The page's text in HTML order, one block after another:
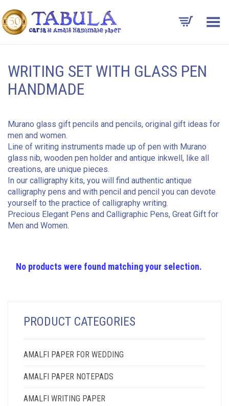
Toggle Menu
WRITING SET WITH GLASS PEN
HANDMADE
Murano glass gift pencils and pencils, original gift ideas for
men and women.
Line of writing instruments made up of pen with Murano
glass nib, wooden pen holder and antique inkwell, like all
creations, are unique pieces.
In our calligraphy kits, you will find authentic antique
calligraphy pens and with pencil and pencil you can devote
yourself to the practice of calligraphy writing.
Precious Elegant Pens and Calligraphic Pens, Great Gift for
Men and Women.
No products were found matching your selection.
PRODUCT CATEGORIES
AMALFI PAPER FOR WEDDING
AMALFI PAPER NOTEPADS
AMALFI WRITING PAPER